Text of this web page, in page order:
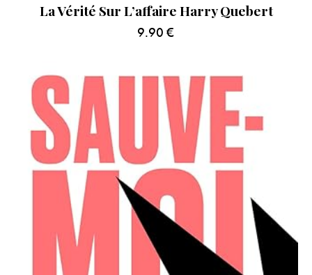
La Vérité Sur L’affaire Harry Quebert
9.90 €